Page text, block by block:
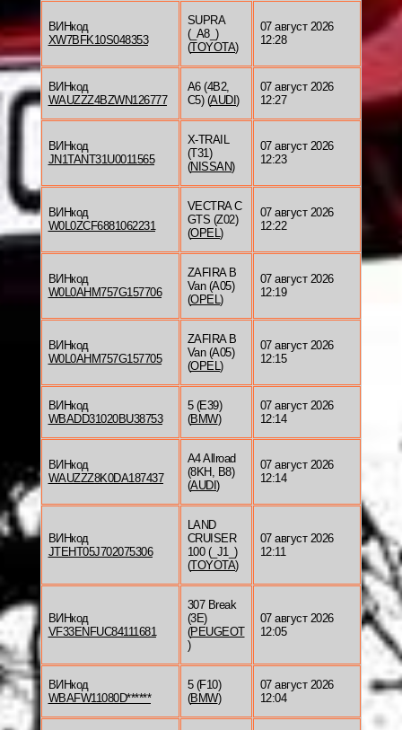
ВИНкод
XW7BFK10S048353
SUPRA
(_A8_)
(TOYOTA)
07 август 2026
12:28
ВИНкод
WAUZZZ4BZWN126777
A6 (4B2,
C5) (AUDI )
07 август 2026
12:27
ВИНкод
JN1TANT31U0011565
X-TRAIL
(T31)
(NISSAN)
07 август 2026
12:23
ВИНкод
W0L0ZCF6881062231
VECTRA C
GTS (Z02)
(OPEL)
07 август 2026
12:22
ВИНкод
W0L0AHM757G157706
ZAFIRA B
Van (A05)
(OPEL)
07 август 2026
12:19
ВИНкод
W0L0AHM757G157705
ZAFIRA B
Van (A05)
(OPEL)
07 август 2026
12:15
ВИНкод
WBADD31020BU38753
5 (E39)
(BMW)
07 август 2026
12:14
ВИНкод
WAUZZZ8K0DA187437
A4 Allroad
(8KH, B8)
(AUDI )
07 август 2026
12:14
ВИНкод
JTEHT05J702075306
LAND
CRUISER
100 (_J1_)
(TOYOTA)
07 август 2026
12:11
ВИНкод
VF33ENFUC84111681
307 Break
(3E)
(PEUGEOT
)
07 август 2026
12:05
ВИНкод
WBAFW11080D******
5 (F10)
(BMW)
07 август 2026
12:04